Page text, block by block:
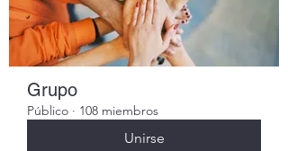
Grupo
Público · 108 miembros
Unirse